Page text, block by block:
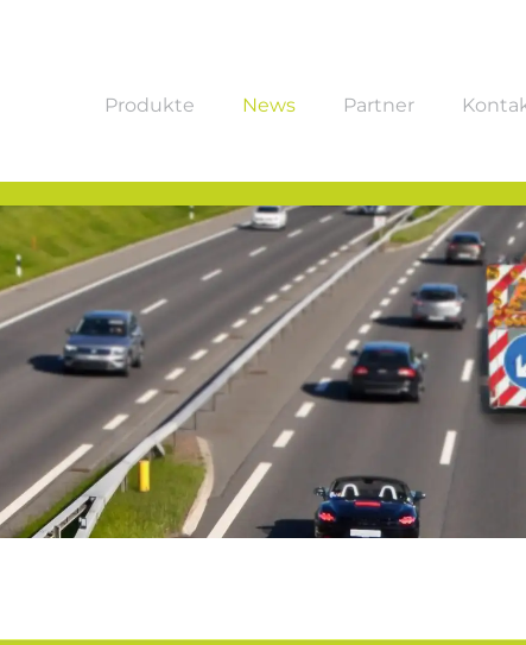
Produkte News Partner